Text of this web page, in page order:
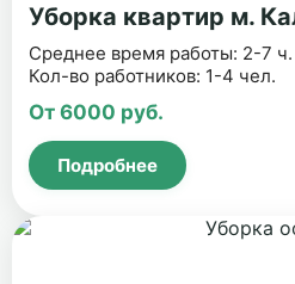
Уборка квартир м.
Среднее время работы: 2-7 ч.
Кол-во работников: 1-4 чел.
От 6000 руб.
Подробнее